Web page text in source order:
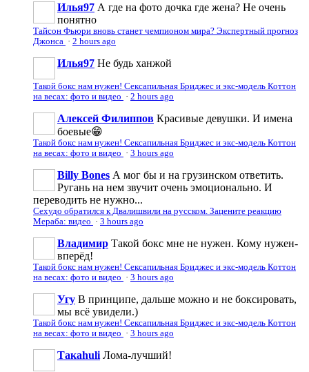
Илья97 А где на фото дочка где жена? Не очень
понятно
Тайсон Фьюри вновь станет чемпионом мира? Экспертный прогноз
Джонса · 2 hours ago
Илья97 Не будь ханжой
Такой бокс нам нужен! Сексапильная Бриджес и экс-модель Коттон
на весах: фото и видео · 2 hours ago
Алексей Филиппов Красивые девушки. И имена
боевые😁
Такой бокс нам нужен! Сексапильная Бриджес и экс-модель Коттон
на весах: фото и видео · 3 hours ago
Billy Bones А мог бы и на грузинском ответить.
Ругань на нем звучит очень эмоционально. И
переводить не нужно...
Сехудо обратился к Двалишвили на русском. Зацените реакцию
Мераба: видео · 3 hours ago
Владимир Такой бокс мне не нужен. Кому нужен-
вперёд!
Такой бокс нам нужен! Сексапильная Бриджес и экс-модель Коттон
на весах: фото и видео · 3 hours ago
Угу В принципе, дальше можно и не боксировать,
мы всё увидели.)
Такой бокс нам нужен! Сексапильная Бриджес и экс-модель Коттон
на весах: фото и видео · 3 hours ago
Такаhuli Лома-лучший!